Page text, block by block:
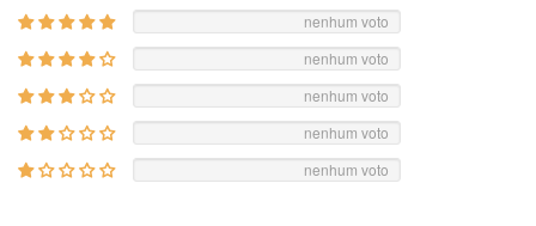
nenhum voto
nenhum voto
nenhum voto
nenhum voto
nenhum voto